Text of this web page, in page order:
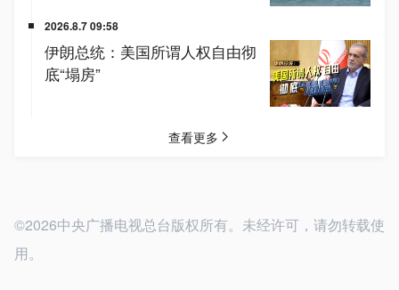
©2026中央广播电视总台版权所有。未经许可，请勿转载使
用。